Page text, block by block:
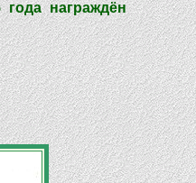
награждён